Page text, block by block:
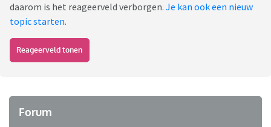
daarom is het reageerveld verborgen. Je kan ook een nieuw
topic starten.
Reageerveld tonen
Forum